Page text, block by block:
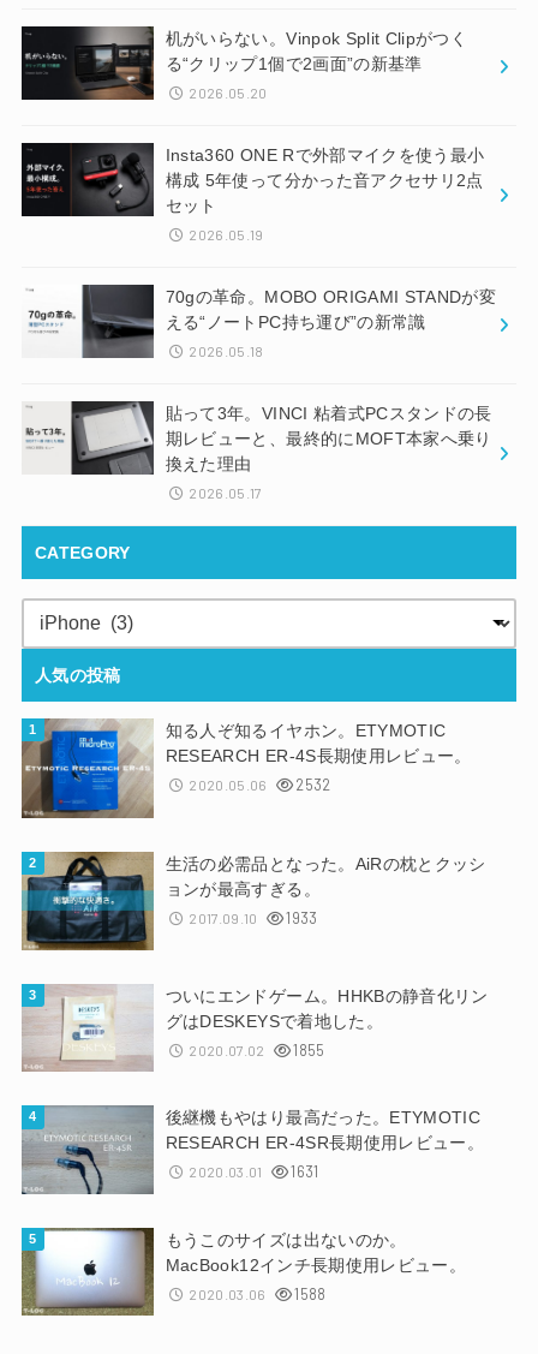
机がいらない。Vinpok Split Clipがつく
る“クリップ1個で2画面”の新基準
2026.05.20
Insta360 ONE Rで外部マイクを使う最小
構成 5年使って分かった音アクセサリ2点
セット
2026.05.19
70gの革命。MOBO ORIGAMI STANDが変
える“ノートPC持ち運び”の新常識
2026.05.18
貼って3年。VINCI 粘着式PCスタンドの長
期レビューと、最終的にMOFT本家へ乗り
換えた理由
2026.05.17
CATEGORY
人気の投稿
知る人ぞ知るイヤホン。ETYMOTIC
RESEARCH ER-4S長期使用レビュー。
2020.05.06 2532
生活の必需品となった。AiRの枕とクッシ
ョンが最高すぎる。
2017.09.10 1933
ついにエンドゲーム。HHKBの静音化リン
グはDESKEYSで着地した。
2020.07.02 1855
後継機もやはり最高だった。ETYMOTIC
RESEARCH ER-4SR長期使用レビュー。
2020.03.01 1631
もうこのサイズは出ないのか。
MacBook12インチ長期使用レビュー。
2020.03.06 1588